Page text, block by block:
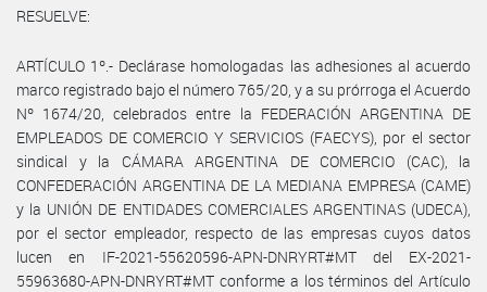
RESUELVE:
ARTÍCULO 1º.- Declárase homologadas las adhesiones al acuerdo
marco registrado bajo el número 765/20, y a su prórroga el Acuerdo
Nº 1674/20, celebrados entre la FEDERACIÓN ARGENTINA DE
EMPLEADOS DE COMERCIO Y SERVICIOS (FAECYS), por el sector
sindical y la CÁMARA ARGENTINA DE COMERCIO (CAC), la
CONFEDERACIÓN ARGENTINA DE LA MEDIANA EMPRESA (CAME)
y la UNIÓN DE ENTIDADES COMERCIALES ARGENTINAS (UDECA),
por el sector empleador, respecto de las empresas cuyos datos
lucen en IF-2021-55620596-APN-DNRYRT#MT del EX-2021-
55963680-APN-DNRYRT#MT conforme a los términos del Artículo